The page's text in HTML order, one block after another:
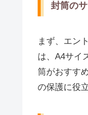
封筒の
まず、エン
は、A4サイ
筒がおすす
の保護に役